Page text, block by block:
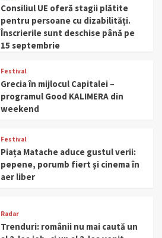
Consiliul UE oferă stagii plătite
pentru persoane cu dizabilități.
Înscrierile sunt deschise până pe
15 septembrie
Festival
Grecia în mijlocul Capitalei –
programul Good KALIMERA din
weekend
Festival
Piața Matache aduce gustul verii:
pepene, porumb fiert și cinema în
aer liber
Radar
Trenduri: românii nu mai caută un